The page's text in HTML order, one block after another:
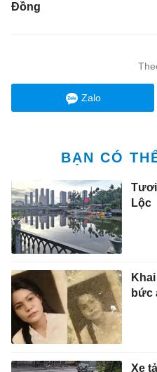
Đồng
Zalo
BẠN CÓ
Tươi
Lộc
bức
Xe